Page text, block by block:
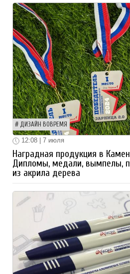
ДИЗАЙН ВОВРЕМЯ
12:08 | 7 июля
Наградная продукция в
Дипломы, медали, вымпелы,
из акрила дерева